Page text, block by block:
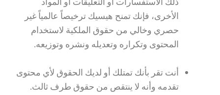
الأخرى، فإنك تمنح هيسيك ترخيصاً عالمياً غير
حصري وخالي من حقوق الملكية لاستخدام
المحتوى وتكراره وتعديله ونشره وتوزيعه.
أنت تقر بأنك تمتلك أو لديك الحقوق لأي محتوى
تقدمه وأنه لا ينتقص من حقوق طرف ثالث.